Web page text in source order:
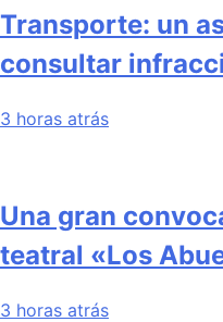
Transporte: un
consultar
3 horas atrás
Una gran
teatral «Los
3 horas atrás